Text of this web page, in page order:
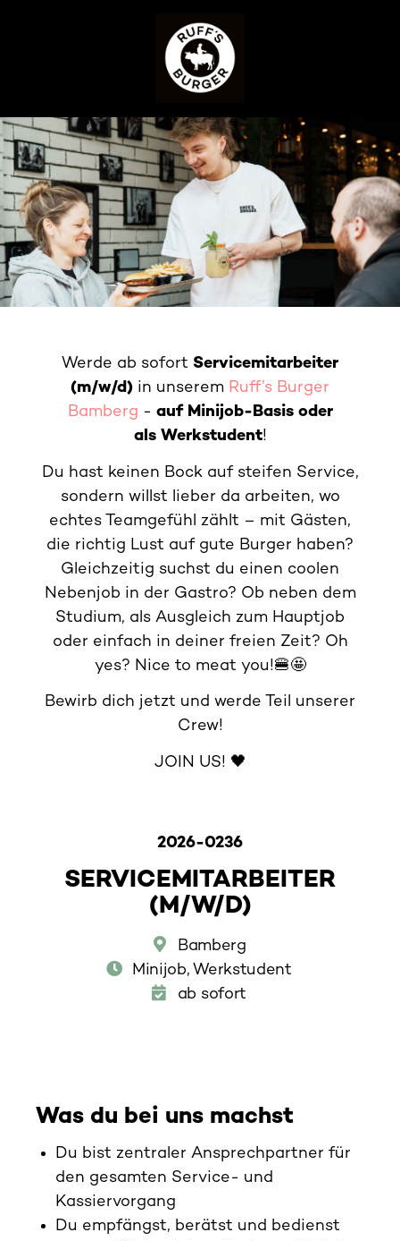
2026-0236
SERVICEMITARBEITER
(M/W/D)
Bamberg
Minijob, Werkstudent
ab sofort
Werde ab sofort Servicemitarbeiter
(m/w/d) in unserem Ruff’s Burger
Bamberg - auf Minijob-Basis oder
alsWerkstudent!
Du hast keinen Bock auf steifen Service,
sondern willst lieber da arbeiten, wo
echtes Teamgefühl zählt – mit Gästen,
die richtig Lust auf gute Burger haben?
Gleichzeitig suchst du einen coolen
Nebenjob in der Gastro? Ob neben dem
Studium, als Ausgleich zum Hauptjob
oder einfach in deiner freien Zeit? Oh
yes? Nice to meat you!🍔🤩
Bewirb dich jetzt und werde Teil unserer
Crew!
JOIN US! 🖤
Was du bei uns machst
Du bist zentraler Ansprechpartner für
den gesamten Service- und
Kassiervorgang
Du empfängst, berätst und bedienst